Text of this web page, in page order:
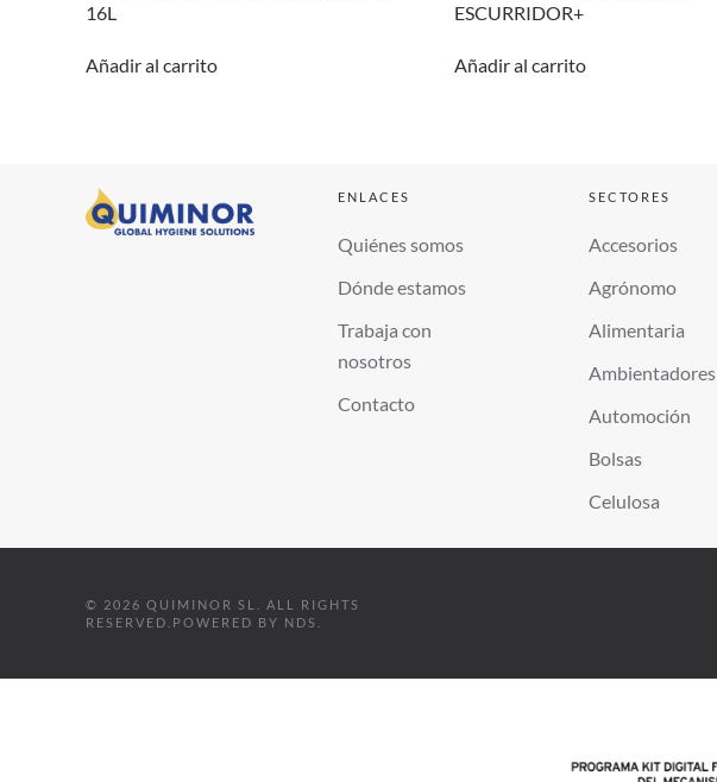
16L
Añadir al carrito
ESCURRIDOR+
Añadir al carrito
ENLACES
Quiénes somos
Dónde estamos
Trabaja con
nosotros
Contacto
SECTORES
Accesorios
Agrónomo
Alimentaria
Ambientadores
Automoción
Bolsas
Celulosa
© 2026 QUIMINOR SL. ALL RIGHTS
RESERVED. POWERED BY NDS